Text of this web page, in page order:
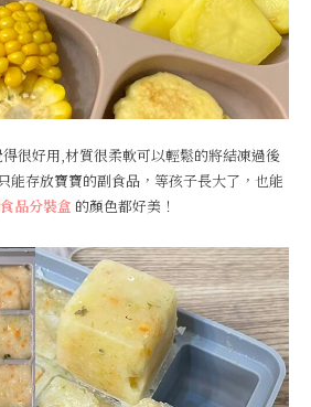
得很好用,材質很柔軟可以輕鬆的將結凍過後
能存放寶寶的副食品，等孩子長大了，也能
品分裝盒 的顏色都好美！